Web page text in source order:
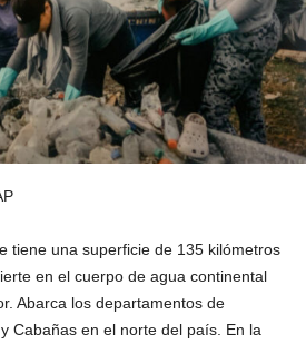
tiene una superficie de 135 kilómetros
en el cuerpo de agua continental
Abarca los departamentos de
Cabañas en el norte del país. En la